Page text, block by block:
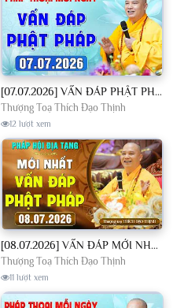
[07.07.2026] VẤN ĐÁP PHẬT PHÁP - Nghe Thầy giảng Pháp mỗi ngày CÔNG ĐỨC VÔ LƯỢNG│TT. Thích Đạo Thịnh
Thượng Toạ Thích Đạo Thịnh
12 lượt xem
[08.07.2026] VẤN ĐÁP MỚI NHẤT - Pháp Hội Địa Tạng Chùa Khai Nguyên | TT. Thích Đạo Thịnh
Thượng Toạ Thích Đạo Thịnh
11 lượt xem